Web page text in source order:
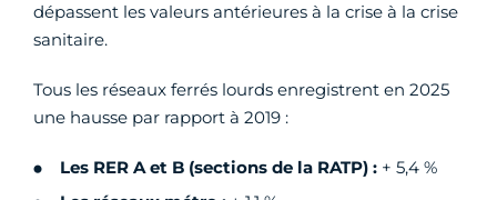
dépassent les valeurs antérieures à la crise à la crise
sanitaire.
Tous les réseaux ferrés lourds enregistrent en 2025
une hausse par rapport à 2019 :
Les RER A et B (sections de la RATP) : + 5,4 %